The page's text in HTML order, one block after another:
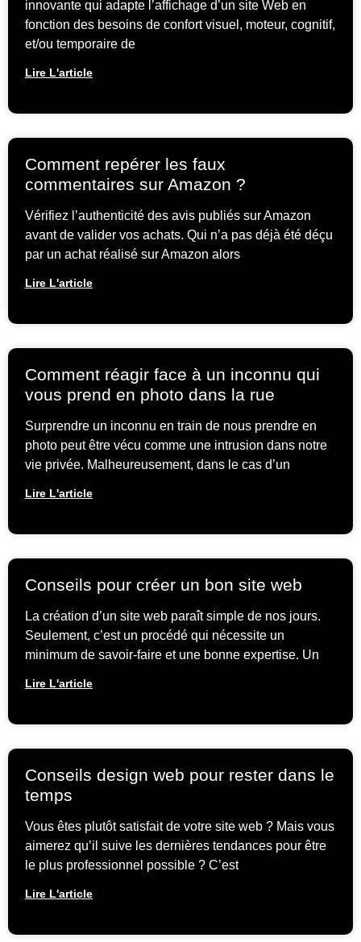
innovante qui adapte l’affichage d’un site Web en
fonction des besoins de confort visuel, moteur, cognitif,
et/ou temporaire de
Lire L'article
Comment repérer les faux
commentaires sur Amazon ?
Vérifiez l’authenticité des avis publiés sur Amazon
avant de valider vos achats. Qui n’a pas déjà été déçu
par un achat réalisé sur Amazon alors
Lire L'article
Comment réagir face à un inconnu qui
vous prend en photo dans la rue
Surprendre un inconnu en train de nous prendre en
photo peut être vécu comme une intrusion dans notre
vie privée. Malheureusement, dans le cas d’un
Lire L'article
Conseils pour créer un bon site web
La création d’un site web paraît simple de nos jours.
Seulement, c’est un procédé qui nécessite un
minimum de savoir-faire et une bonne expertise. Un
Lire L'article
Conseils design web pour rester dans le
temps
Vous êtes plutôt satisfait de votre site web ? Mais vous
aimerez qu’il suive les dernières tendances pour être
le plus professionnel possible ? C’est
Lire L'article